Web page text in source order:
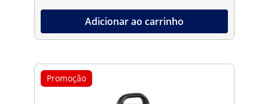
Adicionar ao carrinho
Promoção